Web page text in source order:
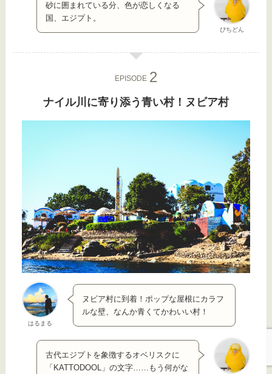
ぴちどん
砂に囲まれている分、色が恋しくなる
国、エジプト。
EPISODE
ナイル川に寄り添う青い村！ヌビア村
はるまる
ヌビア村に到着！ポップな屋根にカラフ
ルな壁、なんか青くてかわいい村！
古代エジプトを象徴するオベリスクに
「KATTODOOL」の文字……もう何がな